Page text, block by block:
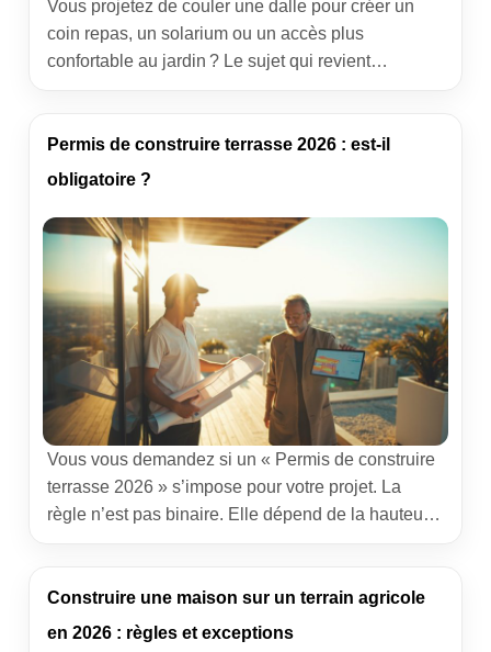
Vous projetez de couler une dalle pour créer un
coin repas, un solarium ou un accès plus
confortable au jardin ? Le sujet qui revient
ou rien du tout ? Ce guide condense les règles
actuelles, les cas concrets et les […]
Permis de construire terrasse 2026 : est-il
obligatoire ?
Vous vous demandez si un « Permis de construire
terrasse 2026 » s’impose pour votre projet. La
règle n’est pas binaire. Elle dépend de la hauteur,
seuils chiffrés aux démarches concrètes, avec un
regard de terrain pour éviter les […]
Construire une maison sur un terrain agricole
en 2026 : règles et exceptions